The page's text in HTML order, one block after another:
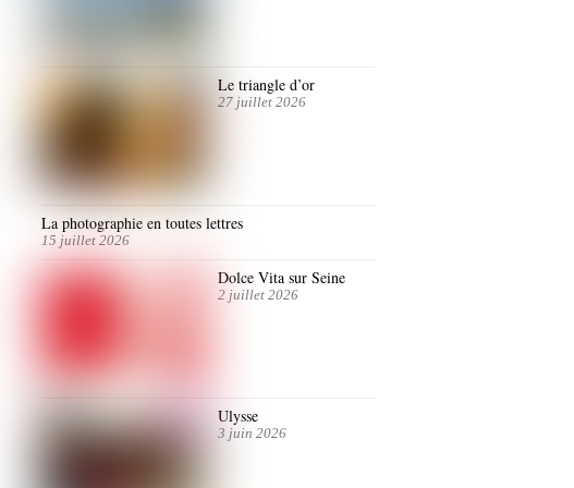
Le triangle d’or
27 juillet 2026
La photographie en toutes lettres
15 juillet 2026
Dolce Vita sur Seine
2 juillet 2026
Ulysse
3 juin 2026